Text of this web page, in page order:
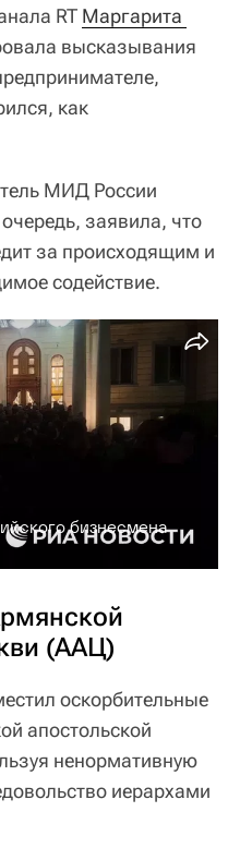
RT Маргарита
высказывания
как
МИД России
заявила, что
за происходящим и
содействие.
бизнесмена
(ААЦ)
оскорбительные
апостольской
ненормативную
иерархами